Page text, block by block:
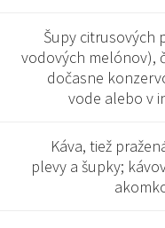
Šupy citrusových
vodových melónov),
dočasne
vode alebo v
Káva, tiež
plevy a šupky;